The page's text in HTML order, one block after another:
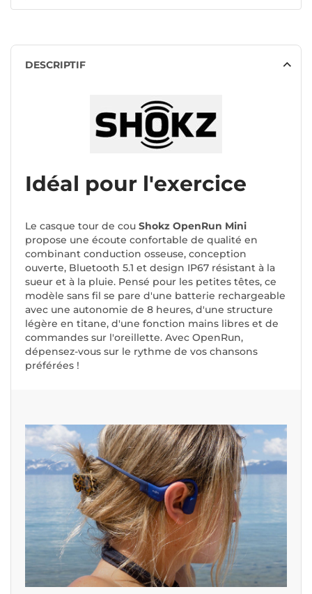
DESCRIPTIF
Idéal pour l'exercice
Le casque tour de cou Shokz OpenRun Mini
propose une écoute confortable de qualité en
combinant conduction osseuse, conception
ouverte, Bluetooth 5.1 et design IP67 résistant à la
sueur et à la pluie. Pensé pour les petites têtes, ce
modèle sans fil se pare d'une batterie rechargeable
avec une autonomie de 8 heures, d'une structure
légère en titane, d'une fonction mains libres et de
commandes sur l'oreillette. Avec OpenRun,
dépensez-vous sur le rythme de vos chansons
préférées !